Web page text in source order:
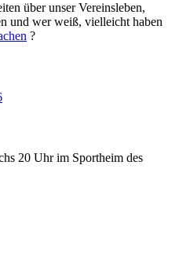
über unser Vereinsleben,
und wer weiß, vielleicht haben
?
20 Uhr im Sportheim des